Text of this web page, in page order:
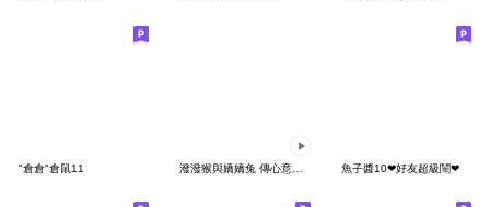
"倉倉"倉鼠11 魚子醬10❤好友超級鬧❤